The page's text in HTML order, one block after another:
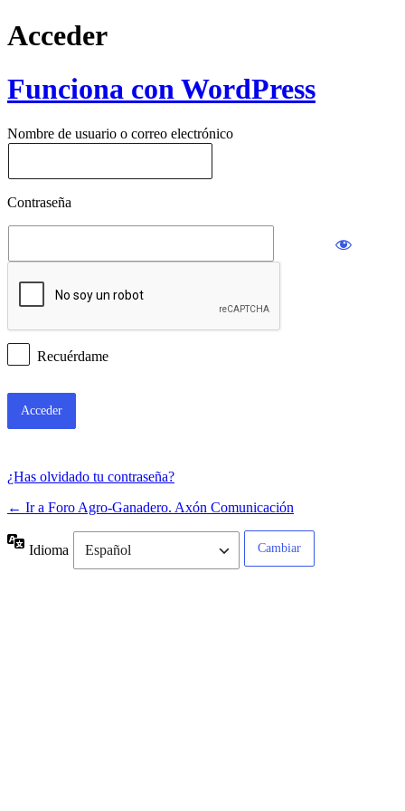
Acceder
Funciona con WordPress
Nombre de usuario o correo electrónico
Contraseña
Recuérdame
¿Has olvidado tu contraseña?
← Ir a Foro Agro-Ganadero. Axón Comunicación
Idioma